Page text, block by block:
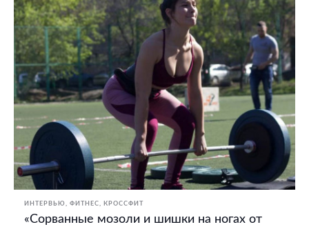
ИНТЕРВЬЮ ФИТНЕС, КРОССФИТ
«Сорванные мозоли и шишки на ногах от